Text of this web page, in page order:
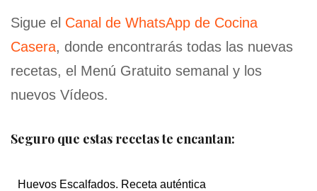
Sigue el Canal de WhatsApp de Cocina
Casera, donde encontrarás todas las nuevas
recetas, el Menú Gratuito semanal y los
nuevos Vídeos.
Seguro que estas recetas te encantan:
Huevos Escalfados. Receta auténtica